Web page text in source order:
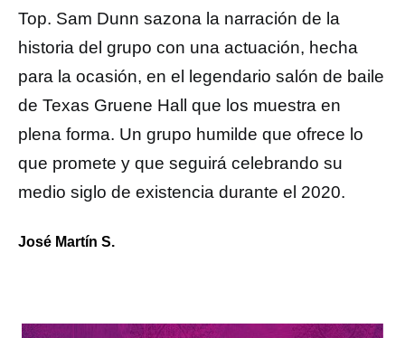
Top. Sam Dunn sazona la narración de la
historia del grupo con una actuación, hecha
para la ocasión, en el legendario salón de baile
de Texas Gruene Hall que los muestra en
plena forma. Un grupo humilde que ofrece lo
que promete y que seguirá celebrando su
medio siglo de existencia durante el 2020.
José Martín S.